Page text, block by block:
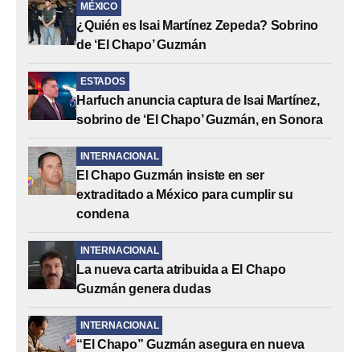
MÉXICO
¿Quién es Isai Martínez Zepeda? Sobrino
de ‘El Chapo’ Guzmán
ESTADOS
Harfuch anuncia captura de Isai Martínez,
sobrino de ‘El Chapo’ Guzmán, en Sonora
INTERNACIONAL
El Chapo Guzmán insiste en ser
extraditado a México para cumplir su
condena
INTERNACIONAL
La nueva carta atribuida a El Chapo
Guzmán genera dudas
INTERNACIONAL
“El Chapo” Guzmán asegura en nueva